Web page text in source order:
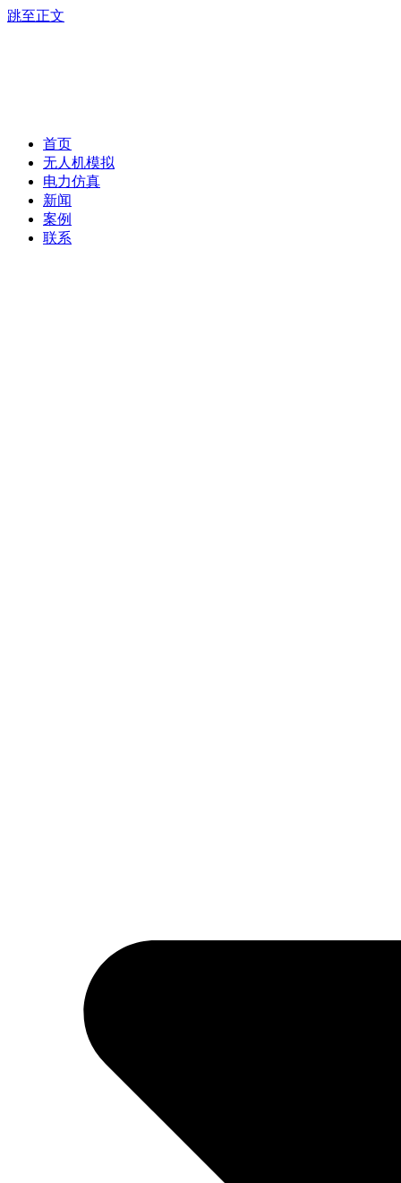
跳至正文
首页
无人机模拟
电力仿真
新闻
案例
联系